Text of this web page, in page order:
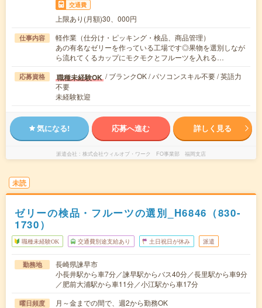
交通費
上限あり(月額)30、000円
仕事内容
軽作業（仕分け・ピッキング・検品、商品管理）
あの有名なゼリーを作っている工場です◎果物を選別しなが
ら流れてくるカップにモクモクとフルーツを入れる…
応募資格 職種未経験OK / ブランクOK / パソコンスキル不要 / 英語力
不要
未経験歓迎
気になる! 応募へ進む 詳しく見る
派遣会社 株式会社ウィルオブ・ワーク FO事業部 福岡支店
未読
ゼリーの検品・フルーツの選別_H6846（830-
1730）
職種未経験OK 交通費別途支給あり 土日祝日が休み 派遣
勤務地
長崎県諫早市
小長井駅から車7分／諫早駅からバス40分／長里駅から車9分
／肥前大浦駅から車11分／小江駅から車17分
曜日頻度 月～金までの間で、週2から勤務OK